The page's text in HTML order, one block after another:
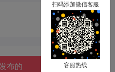
布的
扫码添加微信客服
客服热线